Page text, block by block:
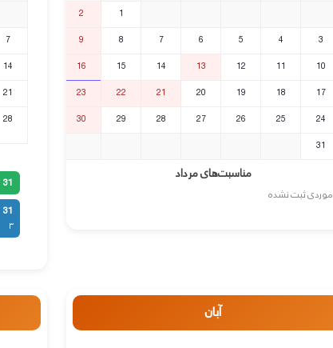
1
2
3
4
5
6
7
8
9
10
11
12
13
14
15
16
17
18
19
20
21
22
23
24
25
26
27
28
29
30
31
مناسبت‌های مرداد
موردی ثبت نشده
7
14
21
28
31
31
۳
آبان